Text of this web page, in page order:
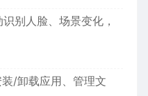
识别人脸、场景变化，
/卸载应用、管理文